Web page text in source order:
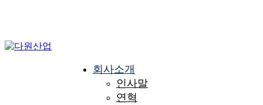
회사소개
인사말
연혁